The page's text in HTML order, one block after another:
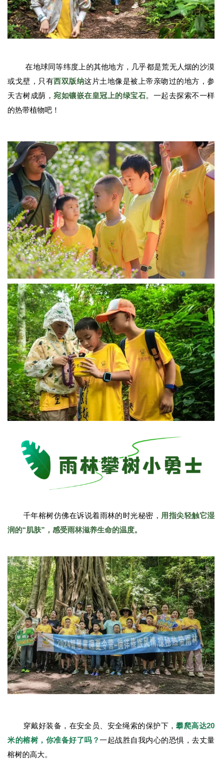
在地球同等纬度上的其他地方，几乎都是荒无人烟的沙漠
或戈壁，只有西双版纳这片土地像是被上帝亲吻过的地方，参
天古树成荫， 宛如镶嵌在皇冠上的绿宝石。一起去探索不一样
的热带植物吧！
千年榕树仿佛在诉说着雨林的时光秘密， 用指尖轻触它湿
润的“肌肤”，感受雨林滋养生命的温度。
穿戴好装备，在安全员、安全绳索的保护下，攀爬高达20
米的榕树，你准备好了吗？一起战胜自我内心的恐惧，去丈量
榕树的高大。